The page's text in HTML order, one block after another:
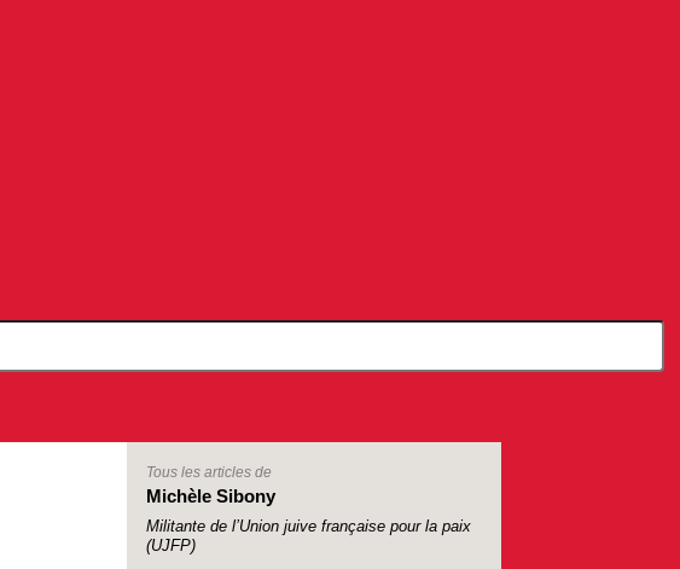
Tous les articles de
Michèle Sibony
Militante de l’Union juive française pour la paix
(UJFP)